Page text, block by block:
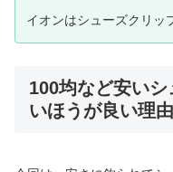
イオンはシューズクリッ
100均など安い
いほうが良い理由